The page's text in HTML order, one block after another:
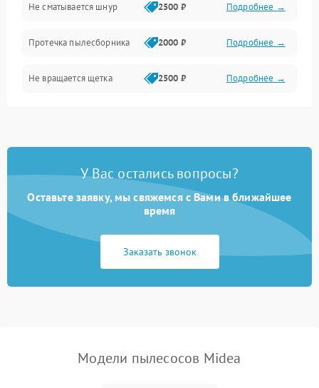
Не сматывается шнур 2500 ₽ Подробнее →
Протечка пылесборника 2000 ₽ Подробнее →
Не вращается щетка 2500 ₽ Подробнее →
Поломка контейнера для
Плохая уборка шерсти
2400 ₽ Подробнее →
У Вас остались вопросы?
Оставьте заявку, мы свяжемся с Вами в ближайшее
время
Заказать звонок
Модели пылесосов Midea